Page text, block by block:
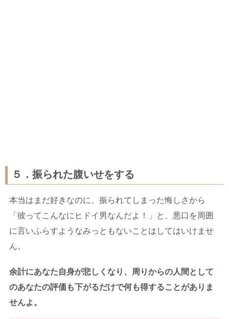
５．振られた腹いせをする
本当はまだ好きなのに、振られてしまった悔しさから
「彼ってこんなにヒドイ男なんだよ！」と、悪口を周囲
に言いふらすようなみっともないことはしてはいけませ
ん。
余計にあなた自身が悲しくなり、周りからの人間として
のあなたの評価も下がるだけで何も得することがありま
せんよ。